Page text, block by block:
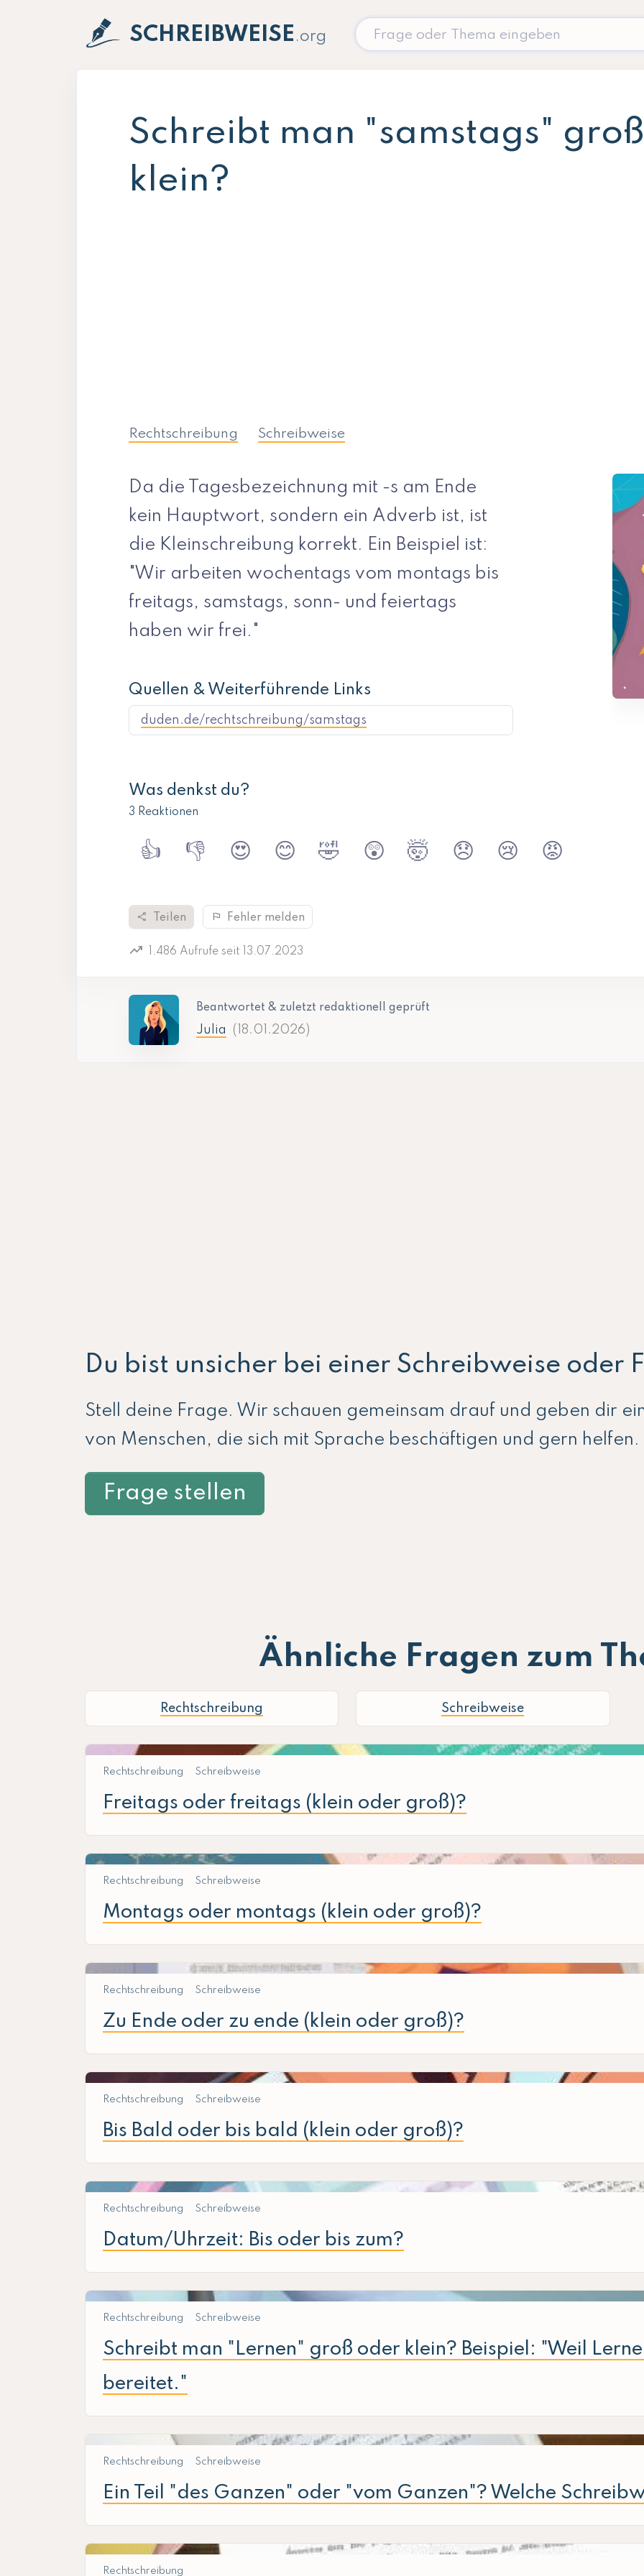
SCHREIBWEISE .org
Schreibt man "samstags"
klein?
Rechtschreibung Schreibweise
Da die Tagesbezeichnung mit -s am Ende
kein Hauptwort, sondern ein Adverb ist, ist
die Kleinschreibung korrekt. Ein Beispiel ist:
"Wir arbeiten wochentags vom montags bis
freitags, samstags, sonn- und feiertags
haben wir frei."
Quellen & Weiterführende Links
duden.de/rechtschreibung/samstags
Was denkst du?
3 Reaktionen
👍 👎 😍 😊 🤣 😲 🤯 😞 😢 😡
share Teilen flag Fehler melden
trending_up 1.486 Aufrufe seit 13.07.2023
Beantwortet & zuletzt redaktionell geprüft
Julia (18.01.2026)
Du bist unsicher bei einer Schreibweise oder
Stell deine Frage. Wir schauen gemeinsam drauf und geben dir
von Menschen, die sich mit Sprache beschäftigen und gern helfen.
Frage stellen
Ähnliche Fragen zum
Rechtschreibung Schreibweise
Rechtschreibung Schreibweise
Freitags oder freitags (klein oder groß)?
Rechtschreibung Schreibweise
Montags oder montags (klein oder groß)?
Rechtschreibung Schreibweise
Zu Ende oder zu ende (klein oder groß)?
Rechtschreibung Schreibweise
Bis Bald oder bis bald (klein oder groß)?
Rechtschreibung Schreibweise
Datum/Uhrzeit: Bis oder bis zum?
Rechtschreibung Schreibweise
Schreibt man "Lernen" groß oder klein? Beispiel: "Weil
bereitet."
Rechtschreibung Schreibweise
Ein Teil "des Ganzen" oder "vom Ganzen"? Welche
Rechtschreibung